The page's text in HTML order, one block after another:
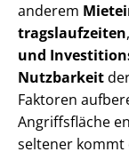
anderem
trags­lauf­zei­ten,
und
Nutzbarkeit
Faktoren
Angriffsfläche
seltener kommt